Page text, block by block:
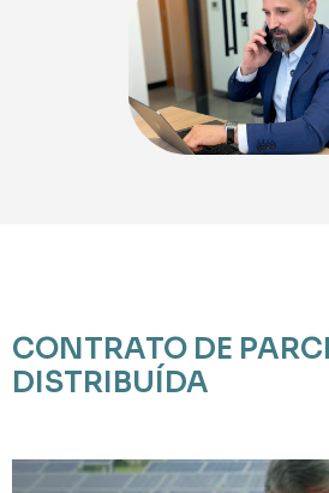
CONTRATO DE
DISTRIBUÍDA